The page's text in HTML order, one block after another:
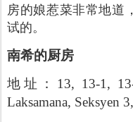
房的娘惹菜非常地道
试的。
南希的厨房
地址：13, 13-1,
Laksamana, Seksyen